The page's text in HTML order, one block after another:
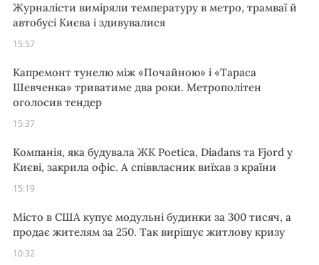
Журналісти виміряли температуру в метро, трамваї й
автобусі Києва і здивувалися
15:57
Капремонт тунелю між «Почайною» і «Тараса
Шевченка» триватиме два роки. Метрополітен
оголосив тендер
15:37
Компанія, яка будувала ЖК Poetica, Diadans та Fjord у
Києві, закрила офіс. А співвласник виїхав з країни
15:19
Місто в США купує модульні будинки за 300 тисяч, а
продає жителям за 250. Так вирішує житлову кризу
10:32